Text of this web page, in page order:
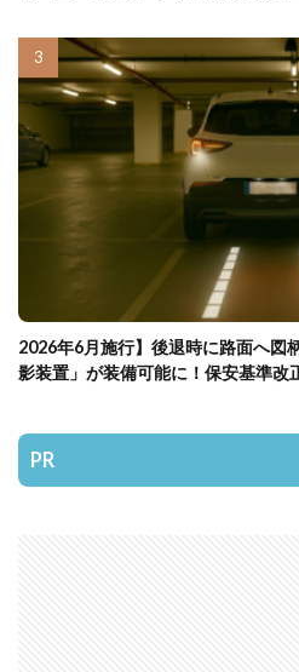
2026年6月施行】後退時に路面へ図
影装置」が装備可能に！保安基準改
PR